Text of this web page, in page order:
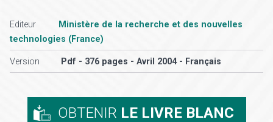
Editeur
Ministère de la recherche et des nouvelles
technologies (France)
Version Pdf - 376 pages - Avril 2004 - Français
OBTENIR LE LIVRE BLANC